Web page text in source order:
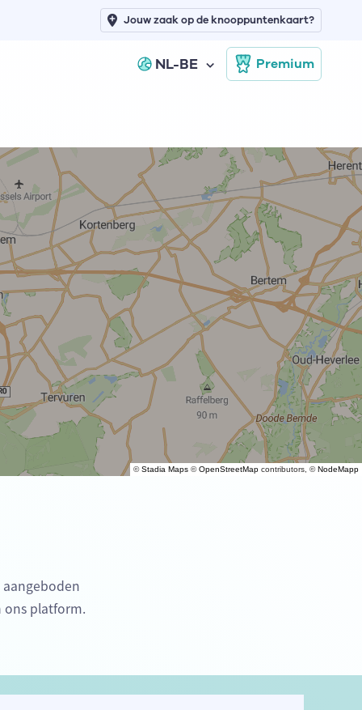
NL-BE Premium
Jouw zaak op de knooppuntenkaart?
©Stadia Maps ©OpenStreetMap contributors, ©NodeMapp
ons platform.